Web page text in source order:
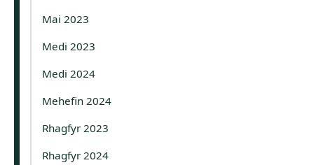
Mai 2023
Medi 2023
Medi 2024
Mehefin 2024
Rhagfyr 2023
Rhagfyr 2024